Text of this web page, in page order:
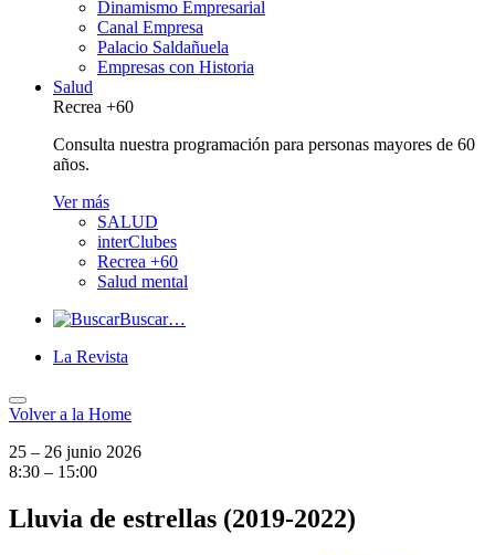
Dinamismo Empresarial
Canal Empresa
Palacio Saldañuela
Empresas con Historia
Salud
Recrea +60
Consulta nuestra programación para personas mayores de 60
años.
Ver más
SALUD
interClubes
Recrea +60
Salud mental
Buscar…
La Revista
Volver a la Home
25 – 26 junio 2026
8:30 – 15:00
Lluvia de estrellas (2019-2022)